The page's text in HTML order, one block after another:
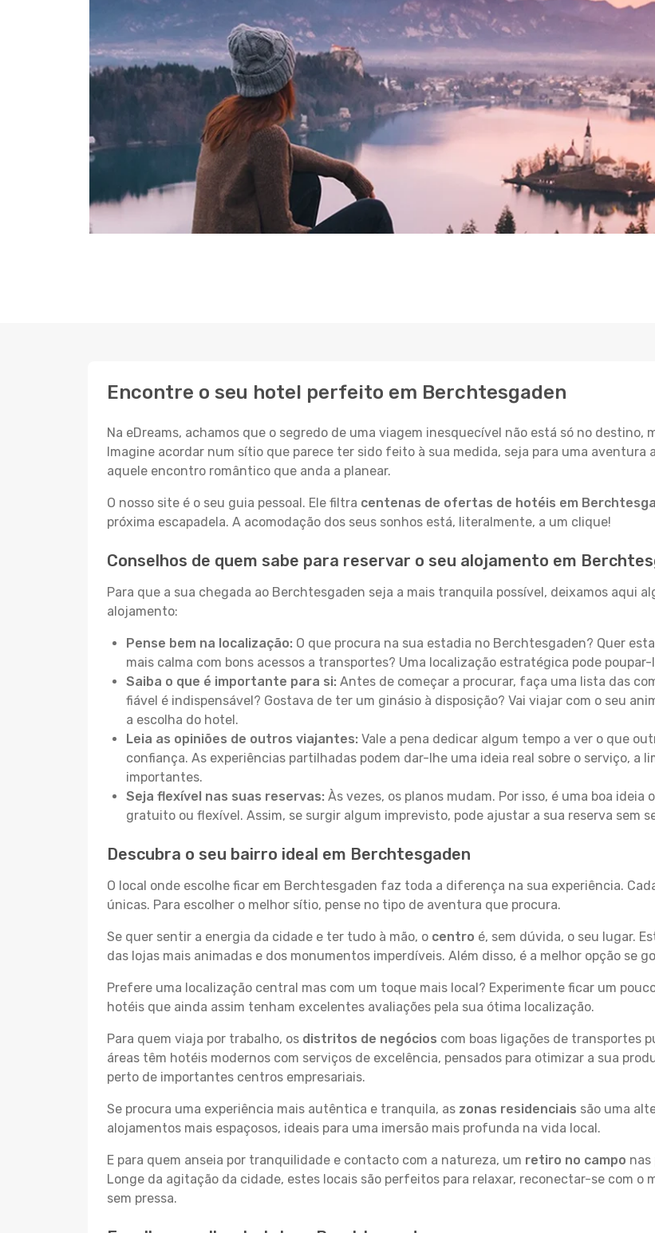
Encontre o seu hotel perfeito em Berchtesgaden
Na eDreams, achamos que o segredo de uma viagem inesquecível não está só no
Imagine acordar num sítio que parece ter sido feito à sua medida, seja para uma
aquele encontro romântico que anda a planear.
O nosso site é o seu guia pessoal. Ele filtra centenas de ofertas de hotéis em
próxima escapadela. A acomodação dos seus sonhos está, literalmente, a um clique!
Conselhos de quem sabe para reservar o seu alojamento em
Para que a sua chegada ao Berchtesgaden seja a mais tranquila possível, deixamos aqui
alojamento:
Pense bem na localização: O que procura na sua estadia no Berchtesgaden? Quer
mais calma com bons acessos a transportes? Uma localização estratégica pode
Saiba o que é importante para si: Antes de começar a procurar, faça uma lista das
fiável é indispensável? Gostava de ter um ginásio à disposição? Vai viajar com o seu
a escolha do hotel.
Leia as opiniões de outros viajantes: Vale a pena dedicar algum tempo a ver o que
confiança. As experiências partilhadas podem dar-lhe uma ideia real sobre o serviço, a
importantes.
Seja flexível nas suas reservas: Às vezes, os planos mudam. Por isso, é uma boa
gratuito ou flexível. Assim, se surgir algum imprevisto, pode ajustar a sua reserva sem
Descubra o seu bairro ideal em Berchtesgaden
O local onde escolhe ficar em Berchtesgaden faz toda a diferença na sua experiência.
únicas. Para escolher o melhor sítio, pense no tipo de aventura que procura.
Se quer sentir a energia da cidade e ter tudo à mão, o centro é, sem dúvida, o seu lugar.
das lojas mais animadas e dos monumentos imperdíveis. Além disso, é a melhor opção se
Prefere uma localização central mas com um toque mais local? Experimente ficar um
hotéis que ainda assim tenham excelentes avaliações pela sua ótima localização.
Para quem viaja por trabalho, os distritos de negócios com boas ligações de transportes
áreas têm hotéis modernos com serviços de excelência, pensados para otimizar a sua
perto de importantes centros empresariais.
Se procura uma experiência mais autêntica e tranquila, as zonas residenciais são uma
alojamentos mais espaçosos, ideais para uma imersão mais profunda na vida local.
E para quem anseia por tranquilidade e contacto com a natureza, um retiro no campo nas
Longe da agitação da cidade, estes locais são perfeitos para relaxar, reconectar-se com
sem pressa.